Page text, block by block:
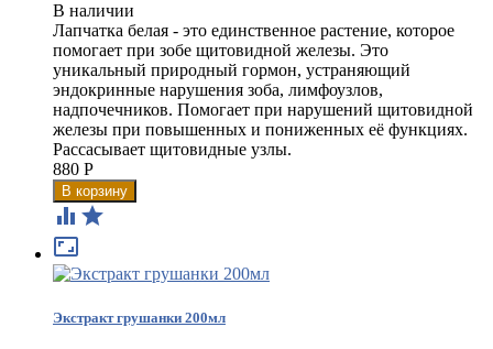
В наличии
Лапчатка белая - это единственное растение, которое
помогает при зобе щитовидной железы. Это
уникальный природный гормон, устраняющий
эндокринные нарушения зоба, лимфоузлов,
надпочечников. Помогает при нарушений щитовидной
железы при повышенных и пониженных её функциях.
Рассасывает щитовидные узлы.
880 Р
 

Экстракт грушанки 200мл